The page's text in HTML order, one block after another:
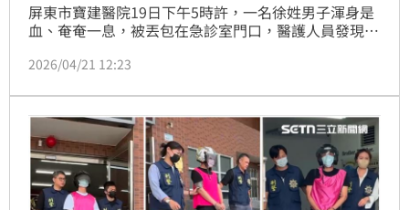
屏東市寶建醫院19日下午5時許，一名徐姓男子渾身是
血、奄奄一息，被丟包在急診室門口，醫護人員發現
黑白切少東，為當地知名老店，還曾獲選「屏東100碗
少參與家中生意，過去也有槍炮彈藥前科，這次又捲入
黑幫糾紛，慘遭擄人丟包。
2026/04/21 12:23